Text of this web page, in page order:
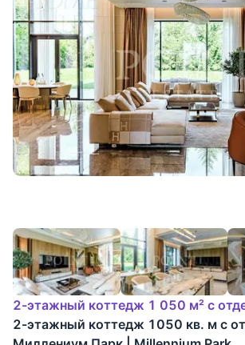
2-этажный коттедж 1 050 м² с
2-этажный коттедж 1050 кв. м с